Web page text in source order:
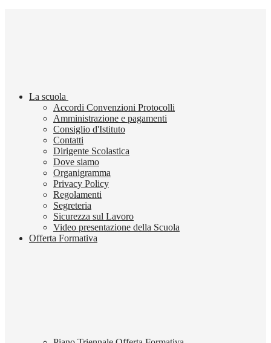
La scuola
Accordi Convenzioni Protocolli
Amministrazione e pagamenti
Consiglio d'Istituto
Contatti
Dirigente Scolastica
Dove siamo
Organigramma
Privacy Policy
Regolamenti
Segreteria
Sicurezza sul Lavoro
Video presentazione della Scuola
Offerta Formativa